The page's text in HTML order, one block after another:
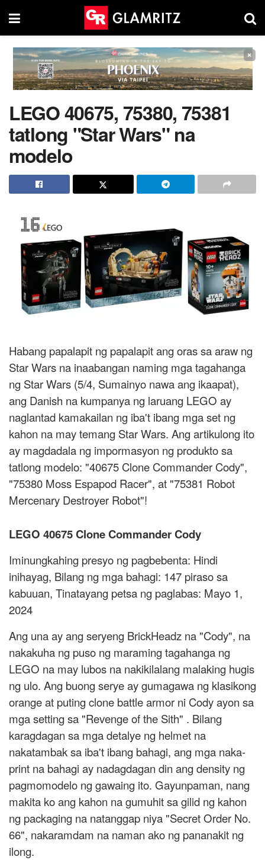
×
LEGO 40675, 75380, 75381
tatlong "Star Wars" na
modelo
Habang papalapit ng papalapit ang oras sa araw ng
Star Wars na inaabangan naming mga tagahanga
ng Star Wars (5/4, Sumainyo nawa ang ikaapat),
ang Danish na kumpanya ng laruang LEGO ay
naglantad kamakailan ng iba't ibang mga set ng
kahon na may temang Star Wars. Ang artikulong ito
ay magdadala ng impormasyon ng produkto sa
tatlong modelo: "40675 Clone Commander Cody",
"75380 Moss Espapod Racer", at "75381 Robot
Mercenary Destroyer Robot"!
LEGO 40675 Clone Commander Cody
Iminungkahing presyo ng pagbebenta: Hindi
inihayag, Bilang ng mga bahagi: 147 piraso sa
kabuuan, Tinatayang petsa ng paglabas: Mayo 1,
2024
Ang una ay ang seryeng BrickHeadz na "Cody", na
nakakuha ng puso ng maraming tagahanga ng
LEGO na may lubos na nakikilalang malaking hugis
ng ulo. Ang buong serye ay gumagawa ng klasikong
orange at puting clone battle armor ni Cody ayon sa
mga setting sa "Revenge of the Sith" . Bilang
karagdagan sa mga detalye ng helmet na
nakatambak sa iba't ibang bahagi, ang mga naka-
print na bahagi ay nadagdagan din ang density ng
pagmomodelo ng gawaing ito. Gayunpaman, nang
makita ko ang kahon na gumuhit sa gilid ng kahon
ng packaging na natanggap niya "Secret Order No.
66", nakaramdam na naman ako ng pananakit ng
ilong.